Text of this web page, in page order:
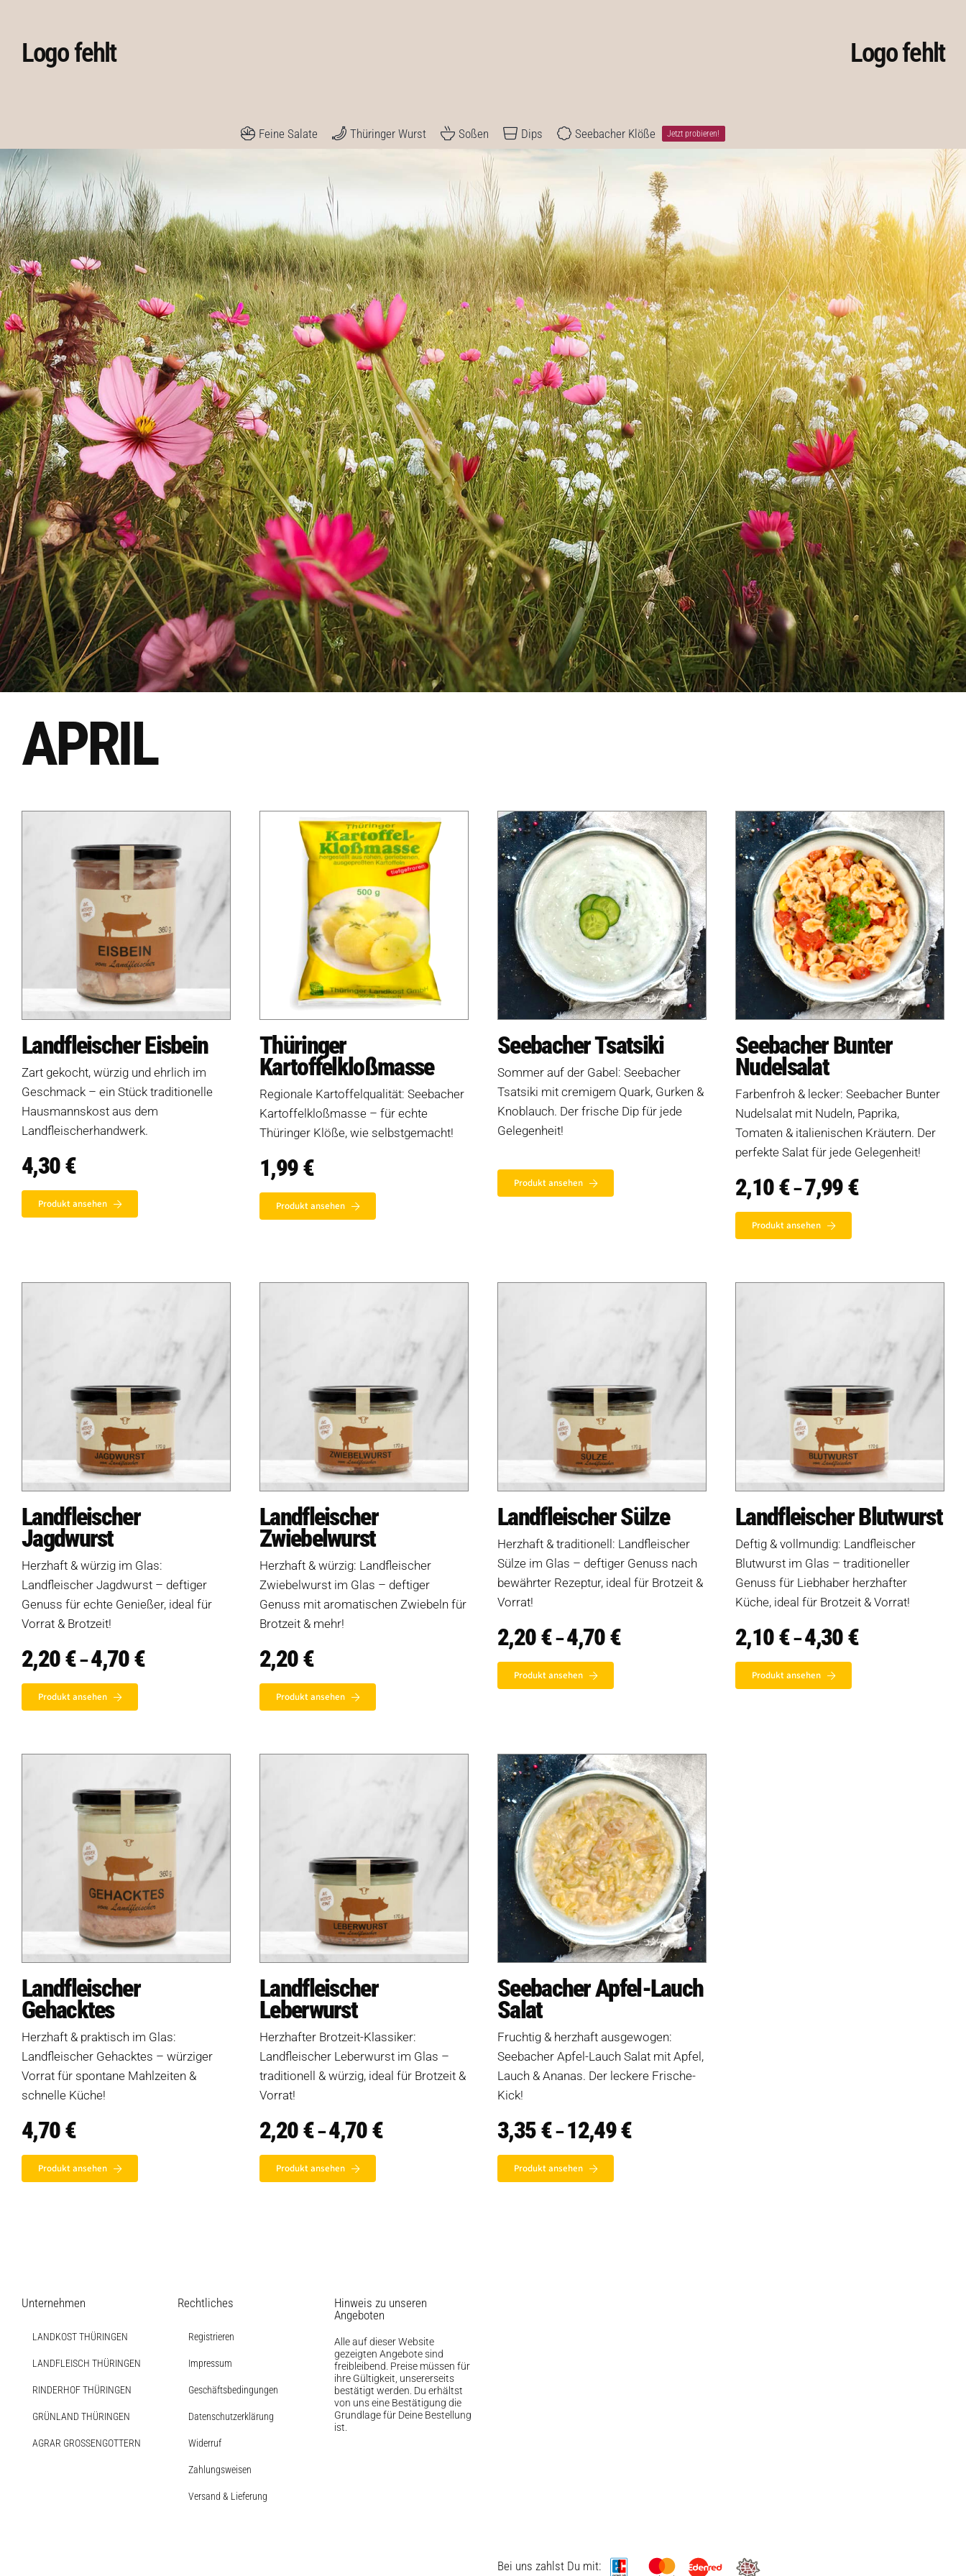
contentLogo fehlt Logo fehlt
Feine Salate Thüringer Wurst Soßen Dips Seebacher Klöße Jetzt probieren!
APRIL
Landfleischer Eisbein
Zart gekocht, würzig und ehrlich im
Geschmack – ein Stück traditionelle
Hausmannskost aus dem
Landfleischerhandwerk.
4,30€
Produkt ansehen
Thüringer
Kartoffelkloßmasse
Regionale Kartoffelqualität: Seebacher
Kartoffelkloßmasse – für echte
Thüringer Klöße, wie selbstgemacht!
1,99€
Produkt ansehen
Seebacher Tsatsiki
Sommer auf der Gabel: Seebacher
Tsatsiki mit cremigem Quark, Gurken &
Knoblauch. Der frische Dip für jede
Gelegenheit!
Produkt ansehen
Seebacher Bunter
Nudelsalat
Farbenfroh & lecker: Seebacher Bunter
Nudelsalat mit Nudeln, Paprika,
Tomaten & italienischen Kräutern. Der
perfekte Salat für jede Gelegenheit!
2,10€ –7,99€Preisspanne:
2,10 €
Produkt ansehen
Landfleischer
Jagdwurst
Herzhaft & würzig im Glas:
Landfleischer Jagdwurst – deftiger
Genuss für echte Genießer, ideal für
Vorrat & Brotzeit!
2,20€ –4,70€Preisspanne:
2,20 €
Produkt ansehen
Landfleischer
Zwiebelwurst
Herzhaft & würzig: Landfleischer
Zwiebelwurst im Glas – deftiger
Genuss mit aromatischen Zwiebeln für
Brotzeit & mehr!
2,20€
Produkt ansehen
Landfleischer Sülze
Herzhaft & traditionell: Landfleischer
Sülze im Glas – deftiger Genuss nach
bewährter Rezeptur, ideal für Brotzeit &
Vorrat!
2,20€ –4,70€Preisspanne:
2,20 €
Produkt ansehen
Landfleischer Blutwurst
Deftig & vollmundig: Landfleischer
Blutwurst im Glas – traditioneller
Genuss für Liebhaber herzhafter
Küche, ideal für Brotzeit & Vorrat!
2,10€ –4,30€Preisspanne:
2,10 €
Produkt ansehen
Landfleischer
Gehacktes
Herzhaft & praktisch im Glas:
Landfleischer Gehacktes – würziger
Vorrat für spontane Mahlzeiten &
schnelle Küche!
4,70€
Produkt ansehen
Landfleischer
Leberwurst
Herzhafter Brotzeit-Klassiker:
Landfleischer Leberwurst im Glas –
traditionell & würzig, ideal für Brotzeit &
Vorrat!
2,20€ –4,70€Preisspanne:
2,20 €
Produkt ansehen
Seebacher Apfel-Lauch
Salat
Fruchtig & herzhaft ausgewogen:
Seebacher Apfel-Lauch Salat mit Apfel,
Lauch & Ananas. Der leckere Frische-
Kick!
3,35€ –12,49€Preisspanne:
3,35 €
Produkt ansehen
Unternehmen
LANDKOST THÜRINGEN
LANDFLEISCH THÜRINGEN
RINDERHOF THÜRINGEN
GRÜNLAND THÜRINGEN
AGRAR GROSSENGOTTERN
Rechtliches
Registrieren
Impressum
Geschäftsbedingungen
Datenschutzerklärung
Widerruf
Zahlungsweisen
Versand & Lieferung
Hinweis zu unseren
Angeboten
Alle auf dieser Website
gezeigten Angebote sind
freibleibend. Preise müssen für
ihre Gültigkeit, unsererseits
bestätigt werden. Du erhältst
von uns eine Bestätigung die
Grundlage für Deine Bestellung
ist.
Bei uns zahlst Du mit:
Auf dieser Seite
Produkte
Salate
Produkt-Übersicht Jetzt vorbestellen
Produkte nach Allergenen
Produkte nach Saison
Weiteres